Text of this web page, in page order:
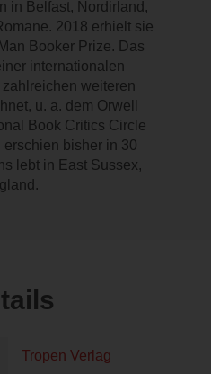
in Belfast, Nordirland,
2018 erhielt sie
Booker Prize. Das
internationalen
weiteren
u. a. dem Orwell
Book Critics Circle
bisher in 30
lebt in East Sussex,
Tropen Verlag